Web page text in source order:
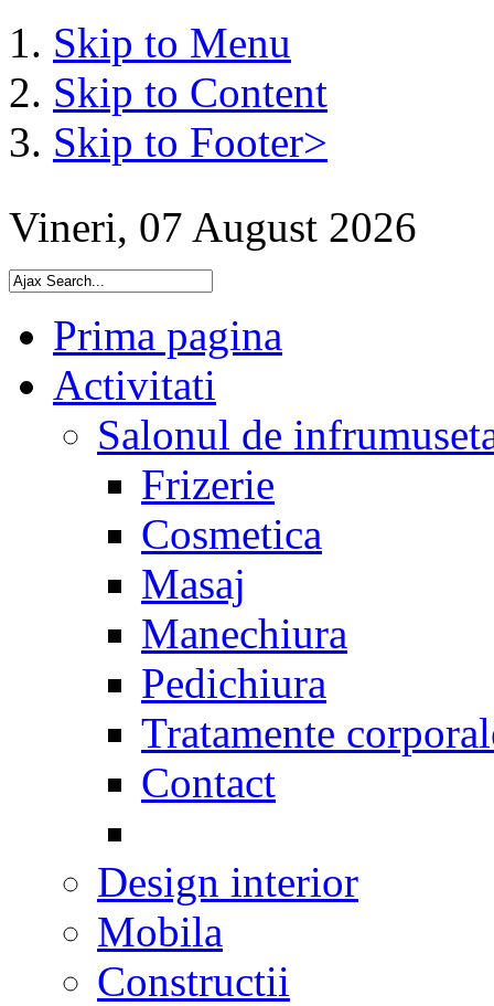
Skip to Menu
Skip to Content
Skip to Footer>
Vineri, 07 August 2026
Prima pagina
Activitati
Salonul de
Frizerie
Cosmetica
Masaj
Manechiura
Pedichiura
Tratamente
Contact
Design interior
Mobila
Constructii